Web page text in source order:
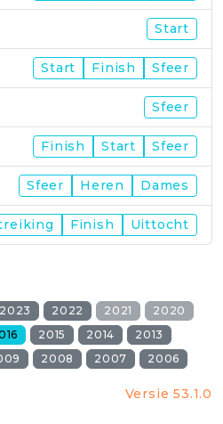
Start
Start Finish Sfeer
Sfeer
Finish Start Sfeer
Sfeer Heren Dames
Finish Uittocht
2023 2022 2021
2020
2015 2014
2013
2008 2007 2006
Versie 53.1.0